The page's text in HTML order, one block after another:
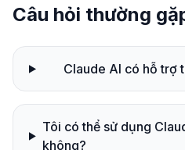
Câu hỏi thường
Claude AI có hỗ trợ
Tôi có thể sử dụng
không?